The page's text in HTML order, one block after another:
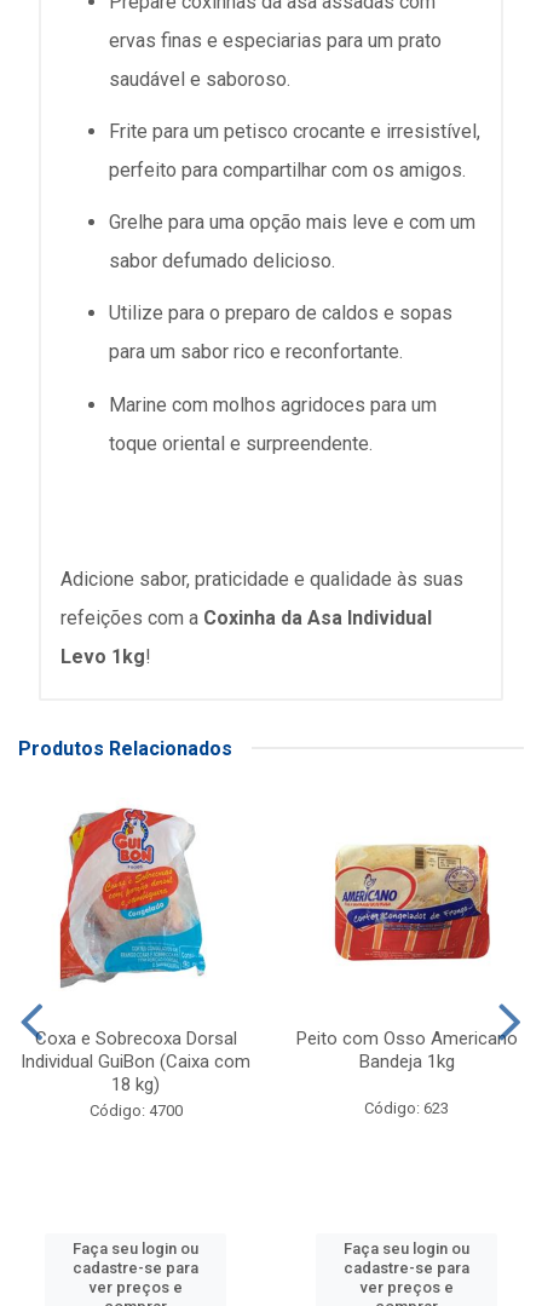
ervas finas e especiarias para um prato
saudável e saboroso.
Frite para um petisco crocante e irresistível,
perfeito para compartilhar com os amigos.
Grelhe para uma opção mais leve e com um
sabor defumado delicioso.
Utilize para o preparo de caldos e sopas
para um sabor rico e reconfortante.
Marine com molhos agridoces para um
toque oriental e surpreendente.
Adicione sabor, praticidade e qualidade às suas
refeições com a Coxinha da Asa Individual
Levo 1kg!
Produtos Relacionados
Coxa e Sobrecoxa Dorsal
Individual GuiBon (Caixa com
18 kg)
Código: 4700
Faça seu login ou
cadastre-se para
ver preços e
Peito com Osso Americano
Bandeja 1kg
Código: 623
Faça seu login ou
cadastre-se para
ver preços e